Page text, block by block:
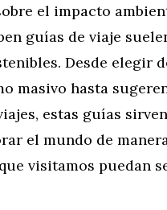
el impacto
guías de viaje
Desde elegir
masivo hasta
estas guías
el mundo de
visitamos puedan